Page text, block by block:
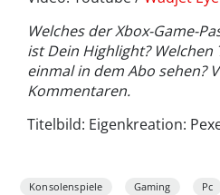
Welches der Xbox-Game-
ist Dein Highlight?
einmal in dem Abo sehen?
Kommentaren.
Titelbild: Eigenkreation:
Konsolenspiele Gaming Pc